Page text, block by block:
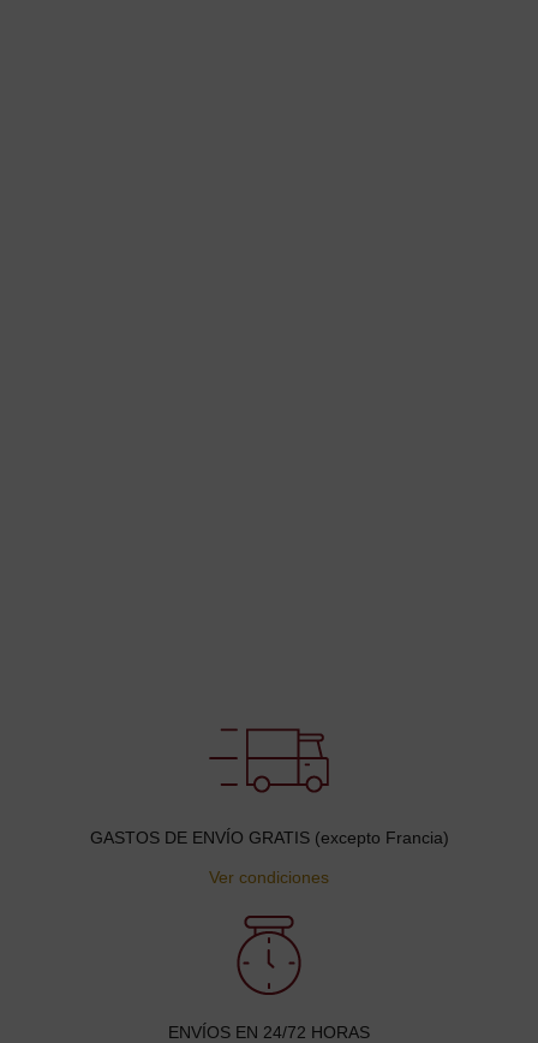
GASTOS DE ENVÍO GRATIS (excepto Francia)
Ver condiciones
ENVÍOS EN 24/72 HORAS